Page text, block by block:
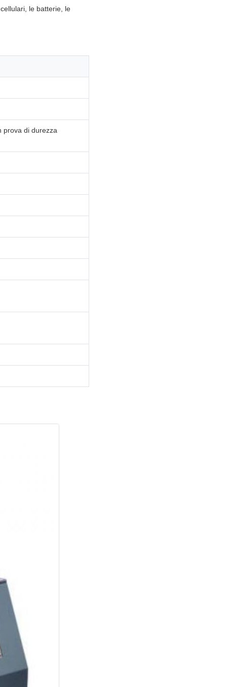
le batterie, le
prova di durezza